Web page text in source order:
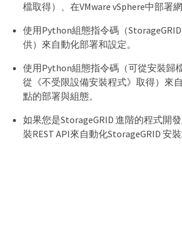
檔取得）、在VMware vSphere中部署網
使用Python組態指令碼（
供）來自動化部署和設定。
使用Python組態指令碼（可從安裝歸
從《不受限設備安裝程式》取得）來
點的部署與組態。
如果您是StorageGRID 進階的程式開
裝REST API來自動化StorageGRID 安裝